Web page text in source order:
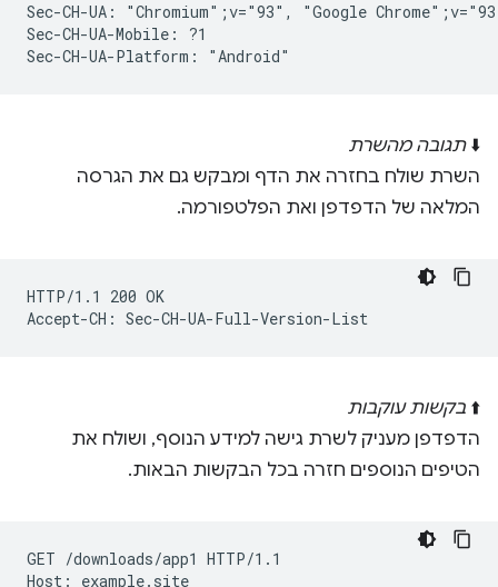
Sec-CH-UA: "Chromium";v="93", "Google
Sec-CH-UA-Mobile: ?1
⬇️תגובה מהשרת
השרת שולח בחזרה את הדף ומבקש גם את הגרסה
המלאה של הדפדפן ואת הפלטפורמה.
HTTP/1.1 200 OK
⬆️ בקשות עוקבות
הדפדפן מעניק לשרת גישה למידע הנוסף, ושולח את
הטיפים הנוספים חזרה בכל הבקשות הבאות.
GET /downloads/app1 HTTP/1.1
Host: example.site